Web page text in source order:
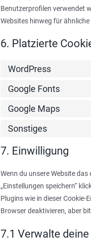
Benutzerprofilen verwendet
Websites hinweg für
6. Platzierte
WordPress
Google Fonts
Google Maps
Sonstiges
7. Einwilligung
Wenn du unsere Website
„Einstellungen speichern“
Plugins wie in dieser Cookie-
Browser deaktivieren, aber
7.1 Verwalte